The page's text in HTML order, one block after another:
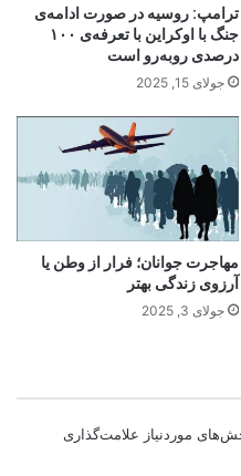
ترامپ: روسیه در صورت ادامه‌ی
جنگ با اوکراین با تعرفه‌ی ۱۰۰
درصدی روبه‌رو است
جولای 15, 2025
مهاجرت جوانان؛ فرار از وطن یا
آرزوی زندگی بهتر
جولای 3, 2025
موردنیاز علامت‌گذاری